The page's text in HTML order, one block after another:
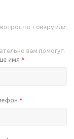
по товару или
вам помогут.
имя *
*